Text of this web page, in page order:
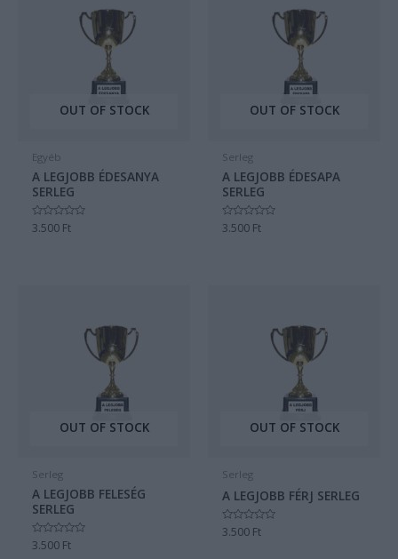
OUT OF STOCK
Egyéb
A LEGJOBB ÉDESANYA
SERLEG
Értékelés:
03.500 Ft
OUT OF STOCK
Serleg
A LEGJOBB ÉDESAPA
SERLEG
Értékelés:
03.500 Ft
OUT OF STOCK
Serleg
A LEGJOBB FELESÉG
SERLEG
Értékelés:
03.500 Ft
OUT OF STOCK
Serleg
A LEGJOBB FÉRJ SERLEG
Értékelés:
03.500 Ft